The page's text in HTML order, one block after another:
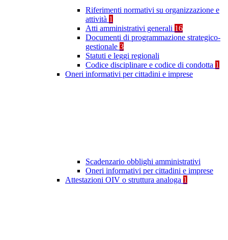
Riferimenti normativi su organizzazione e
attività 1
Atti amministrativi generali 16
Documenti di programmazione strategico-
gestionale 3
Statuti e leggi regionali
Codice disciplinare e codice di condotta 1
Oneri informativi per cittadini e imprese
Scadenzario obblighi amministrativi
Oneri informativi per cittadini e imprese
Attestazioni OIV o struttura analoga 1